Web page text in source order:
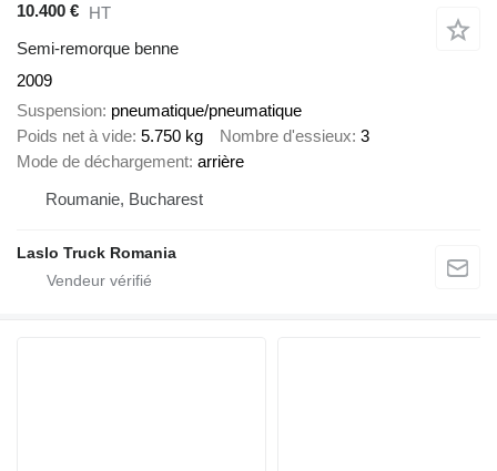
10.400 € HT
Semi-remorque benne
2009
Suspension pneumatique/pneumatique
Poids net à vide 5.750 kg Nombre d'essieux 3
Mode de déchargement arrière
Roumanie, Bucharest
Laslo Truck Romania